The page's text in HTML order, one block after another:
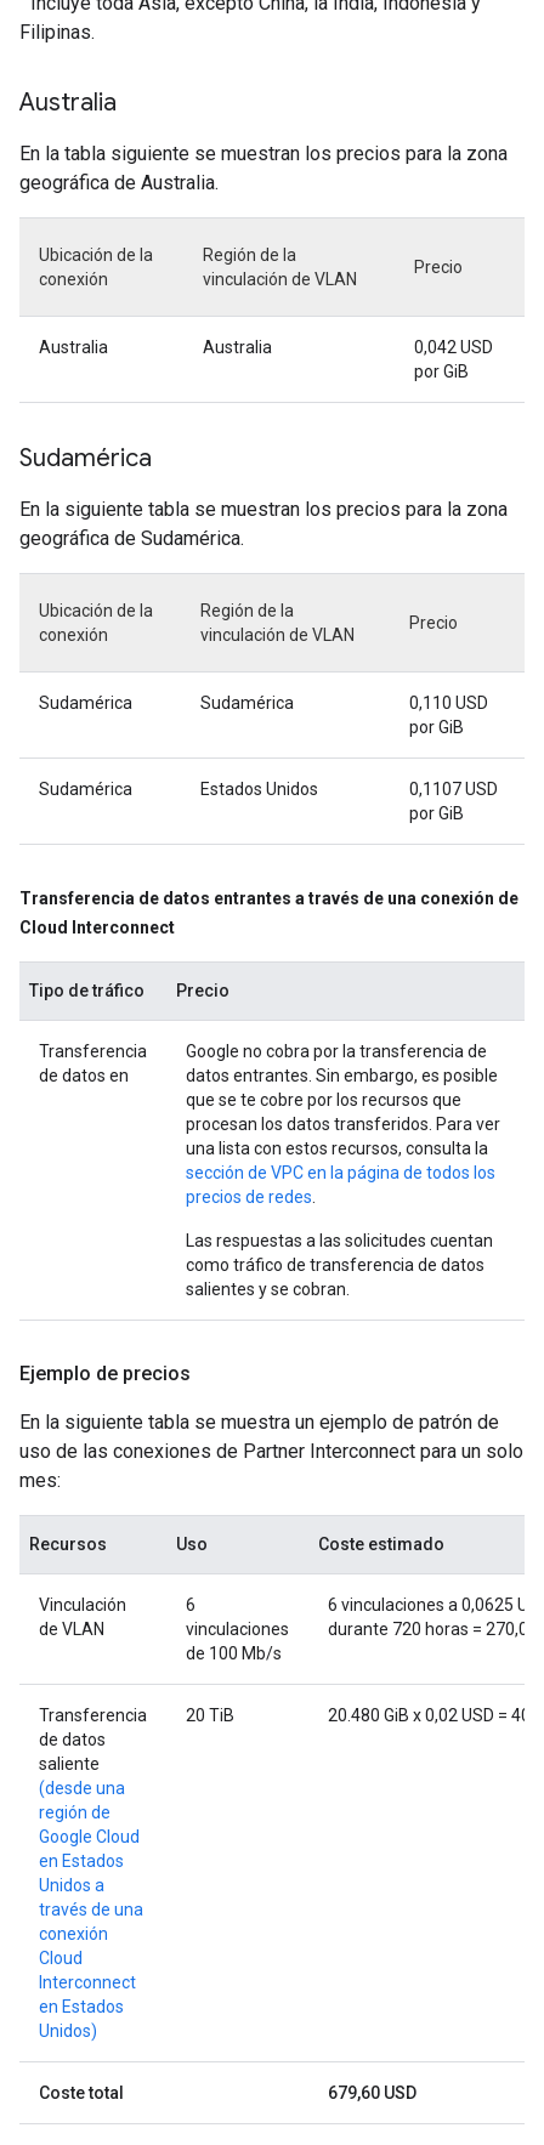
Filipinas.
Australia
En la tabla siguiente se muestran los precios para la zona
geográfica de Australia.
Ubicación de la
conexión
Región de la
vinculación de VLAN
Precio
Australia Australia
0,042 USD
por GiB
Sudamérica
En la siguiente tabla se muestran los precios para la zona
geográfica de Sudamérica.
Ubicación de la
conexión
Región de la
vinculación de VLAN
Precio
Sudamérica Sudamérica
0,110 USD
por GiB
Sudamérica Estados Unidos
0,1107 USD
por GiB
Transferencia de datos entrantes a través de una conexión de
Cloud Interconnect
Tipo de tráfico Precio
Transferencia
de datos en
Google no cobra por la transferencia de
datos entrantes. Sin embargo, es posible
que se te cobre por los recursos que
procesan los datos transferidos. Para ver
una lista con estos recursos, consulta la
sección de VPC en la página de todos los
precios de redes
Las respuestas a las solicitudes cuentan
como tráfico de transferencia de datos
salientes y se cobran.
Ejemplo de precios
En la siguiente tabla se muestra un ejemplo de patrón de
uso de las conexiones de Partner Interconnect para un solo
mes:
Recursos Uso Coste estimado
Vinculación
de VLAN
6
vinculaciones
de 100 Mb/s
6 vinculaciones a 0,0625
durante 720 horas = 270,00
Transferencia
de datos
saliente
(desde una
región de
Google Cloud
en Estados
Unidos a
través de una
conexión
Cloud
Interconnect
en Estados
Unidos)
20 TiB 20.480 GiB x 0,02 USD =
Coste total 679,60 USD